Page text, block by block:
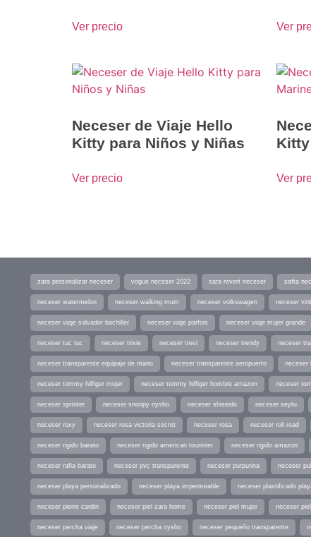
Ver precio Ver
Neceser de Viaje Hello
Kitty para Niños y Niñas
Ver precio Ver
zara personalizar neceser vogue neceser 2022 sara revert neceser safta
neceser watermelon neceser walking mum neceser volkswagen neceser
neceser viaje salvador bachiller neceser viaje parfois neceser viaje mujer grande
neceser tuc tuc neceser trixie neceser trevi neceser trendy neceser
neceser transparente equipaje de mano neceser transparente aeropuerto neceser
neceser tommy hilfiger mujer neceser tommy hilfiger hombre amazon neceser
neceser sprinter neceser snoopy oysho neceser shiseido neceser seytu
neceser roxy neceser rosa victoria secret neceser rosa neceser roll road
neceser rigido barato neceser rigido american tourister neceser rigido amazon
neceser rafia barato neceser pvc transparente neceser purpurina neceser
neceser playa personalizado neceser playa impermeable neceser plastificado
neceser pierre cardin neceser piel zara home neceser piel mujer neceser
neceser percha viaje neceser percha oysho neceser pequeño transparente